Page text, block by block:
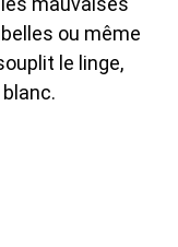
ou même
le linge,